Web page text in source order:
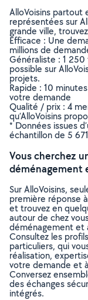
AlloVoisins partout
représentées sur
grande ville,
Efficace : Une
millions de
Généraliste : 1
possible sur
projets.
Rapide : 10
votre demande
Qualité / prix : 4
qu’AlloVoisins
* Données issues
échantillon de 5
Vous cherchez
déménagement
Sur AlloVoisins,
première réponse
et trouvez en
autour de chez
déménagement et
Consultez les
particuliers, qui
réalisation,
votre demande et
Conversez
des échanges
intégrés.